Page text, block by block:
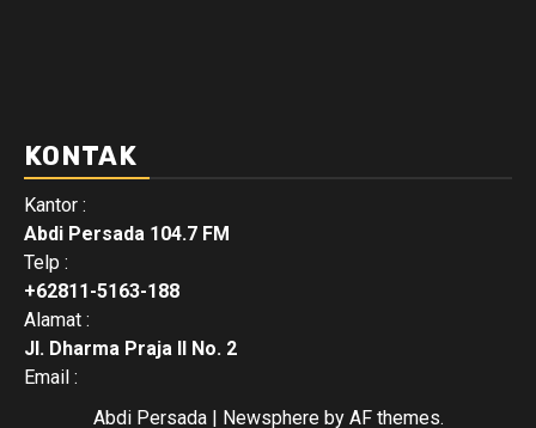
KONTAK
Kantor :
Abdi Persada 104.7 FM
Telp :
+62811-5163-188
Alamat :
Jl. Dharma Praja II No. 2
Email :
Abdi Persada
Newsphereby AF themes.